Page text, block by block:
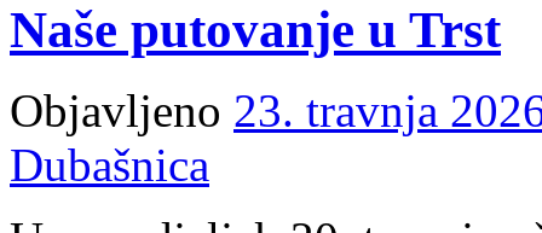
doživljaja
ekskurzija
u
Dalmaciju
Naše putovanje u Trst
Objavljeno 23. travnja
Dubašnica